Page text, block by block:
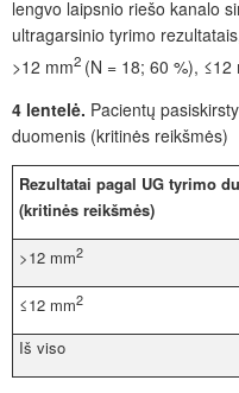
lengvo laipsnio riešo kanalo
ultragarsinio tyrimo
>12 mm2 (N = 18; 60 %), ≤12
4 lentelė. Pacientų
duomenis (kritinės reikšmės)
Rezultatai pagal UG tyrimo
(kritinės reikšmės)
>12 mm2
≤12 mm2
Iš viso